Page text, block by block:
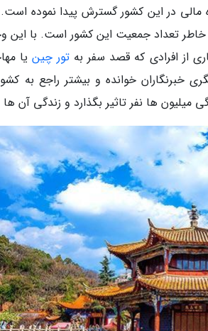
مالی در این کشور گسترش پیدا نموده
تعداد جمعیت این کشور است. با این
از افرادی که قصد سفر به تور چینیا
خبرنگاران خوانده و بیشتر راجع به
ها نفر تاثیر بگذارد و زندگی آن ها